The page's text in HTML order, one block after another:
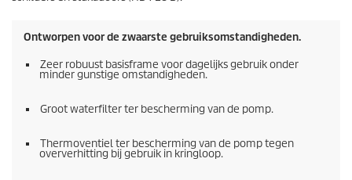
Ontworpen voor de zwaarste gebruiksomstandigheden.
Zeer robuust basisframe voor dagelijks gebruik onder
minder gunstige omstandigheden.
Groot waterfilter ter bescherming van de pomp.
Thermoventiel ter bescherming van de pomp tegen
oververhitting bij gebruik in kringloop.